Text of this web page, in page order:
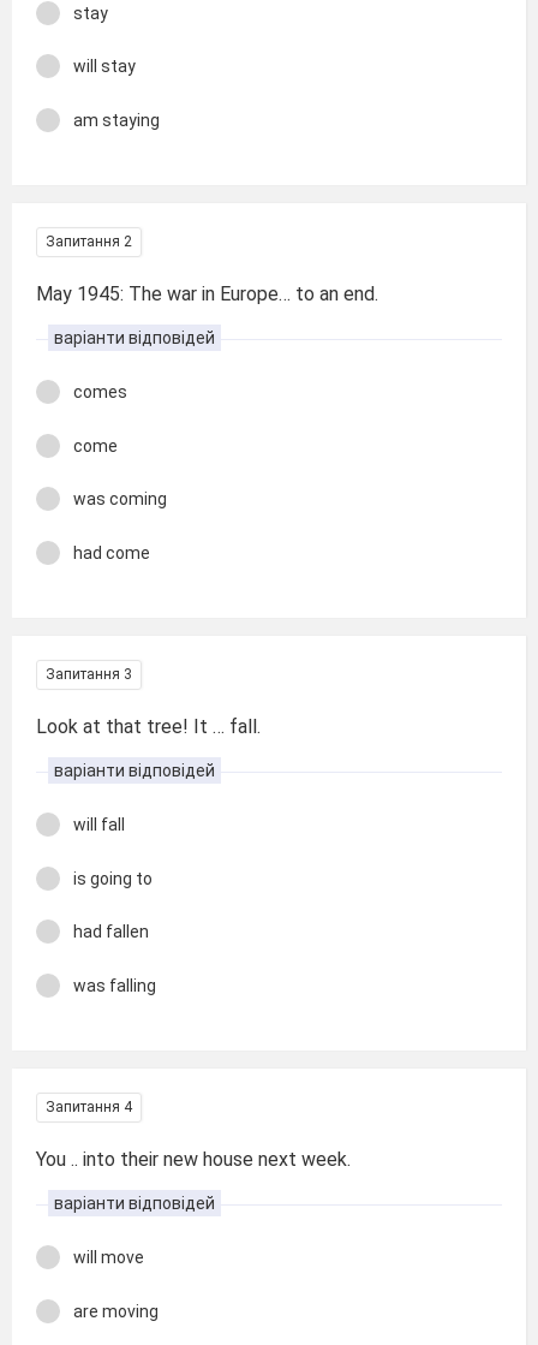
stay
will stay
am staying
Запитання 2
May 1945: The war in Europe… to an end.
варіанти відповідей
comes
come
was coming
had come
Запитання 3
Look at that tree! It … fall.
варіанти відповідей
will fall
is going to
had fallen
was falling
Запитання 4
You .. into their new house next week.
варіанти відповідей
will move
are moving